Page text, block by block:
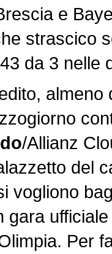
e
strascico
da 3 nelle
almeno
/Allianz
del
vogliono
gara
Per